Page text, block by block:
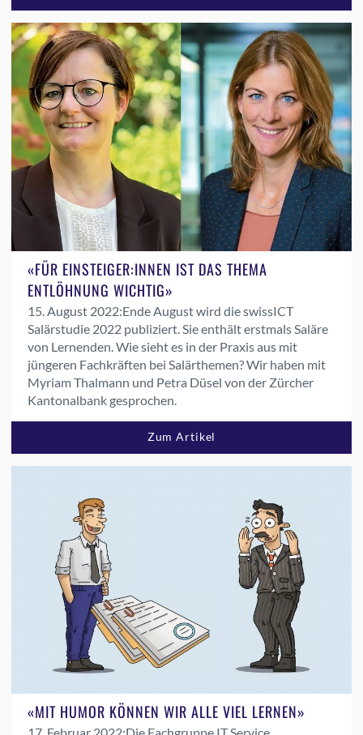
«FÜR EINSTEIGER:INNEN IST DAS THEMA
ENTLÖHNUNG WICHTIG»
15. August 2022:Ende August wird die swissICT
Salärstudie 2022 publiziert. Sie enthält erstmals Saläre
von Lernenden. Wie sieht es in der Praxis aus mit
jüngeren Fachkräften bei Salärthemen? Wir haben mit
Myriam Thalmann und Petra Düsel von der Zürcher
Kantonalbank gesprochen.
Zum Artikel
«MIT HUMOR KÖNNEN WIR ALLE VIEL LERNEN»